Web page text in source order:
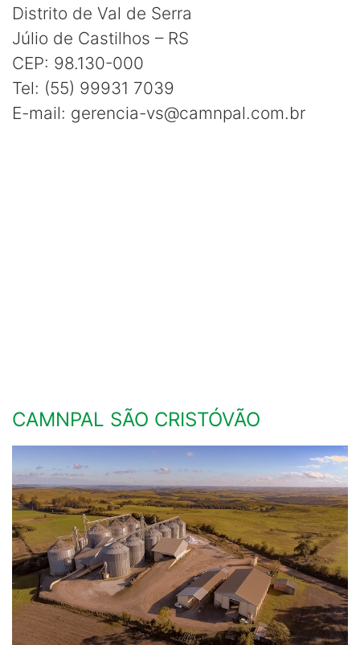
Distrito de Val de Serra
Júlio de Castilhos – RS
CEP: 98.130-000
Tel: (55) 99931 7039
E-mail: gerencia-vs@camnpal.com.br
CAMNPAL SÃO CRISTÓVÃO